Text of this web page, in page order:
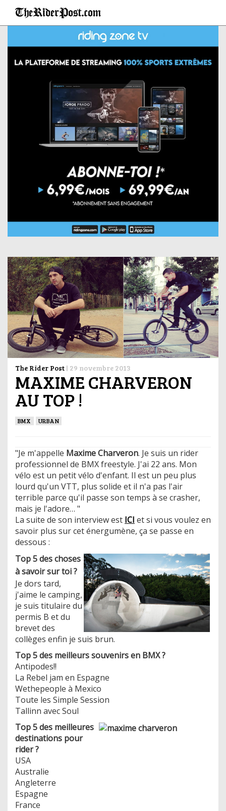
The Rider Post | 29 novembre 2013
MAXIME CHARVERON
AU TOP !
BMX URBAN
"Je m'appelle Maxime Charveron. Je suis un rider
professionnel de BMX freestyle. J'ai 22 ans. Mon
vélo est un petit vélo d'enfant. Il est un peu plus
lourd qu'un VTT, plus solide et il n'a pas l'air
terrible parce qu'il passe son temps à se crasher,
mais je l'adore… "
La suite de son interview est ICI et si vous voulez en
savoir plus sur cet énergumène, ça se passe en
dessous :
Top 5 des choses
à savoir sur toi ?
Je dors tard,
j'aime le camping,
je suis titulaire du
permis B et du
brevet des
collèges enfin je suis brun.
Top 5 des meilleurs souvenirs en BMX ?
Antipodes!!
La Rebel jam en Espagne
Wethepeople à Mexico
Toute les Simple Session
Tallinn avec Soul
Top 5 des meilleures
destinations pour
rider ?
USA
Australie
Angleterre
Espagne
France